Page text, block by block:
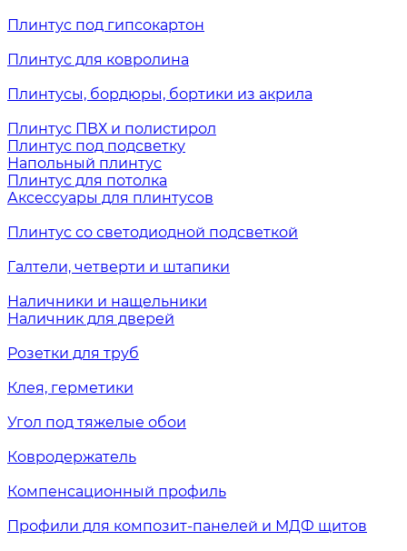
Плинтус под гипсокартон
Плинтус для ковролина
Плинтусы, бордюры, бортики из акрила
Плинтус ПВХ и полистирол
Плинтус под подсветку
Напольный плинтус
Плинтус для потолка
Аксессуары для плинтусов
Плинтус со светодиодной подсветкой
Галтели, четверти и штапики
Наличники и нащельники
Наличник для дверей
Розетки для труб
Клея, герметики
Угол под тяжелые обои
Ковродержатель
Компенсационный профиль
Профили для композит-панелей и МДФ щитов